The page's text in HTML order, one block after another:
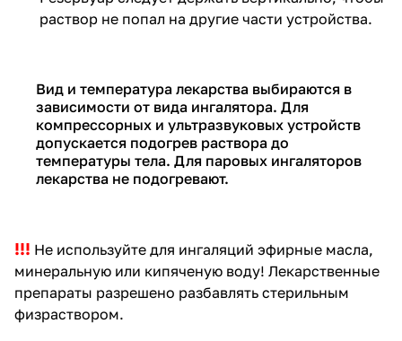
раствор не попал на другие части устройства.
Вид и температура лекарства выбираются в
зависимости от вида ингалятора. Для
компрессорных и ультразвуковых устройств
допускается подогрев раствора до
температуры тела. Для паровых ингаляторов
лекарства не подогревают.
!!! Не используйте для ингаляций эфирные масла,
минеральную или кипяченую воду! Лекарственные
препараты разрешено разбавлять стерильным
физраствором.